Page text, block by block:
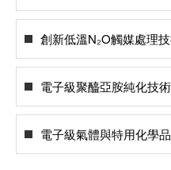
創新低溫N₂O觸媒處理
電子級聚醯亞胺純化技
電子級氣體與特用化學